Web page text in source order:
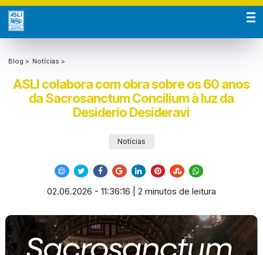
Blog > Notícias >
ASLI colabora com obra sobre os 60 anos
da Sacrosanctum Concilium à luz da
Desiderio Desideravi
Notícias
02.06.2026 - 11:36:16 | 2 minutos de leitura